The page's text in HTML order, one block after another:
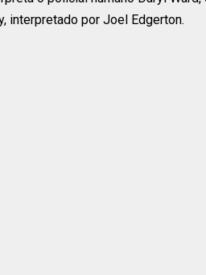
interpretado por Joel Edgerton.